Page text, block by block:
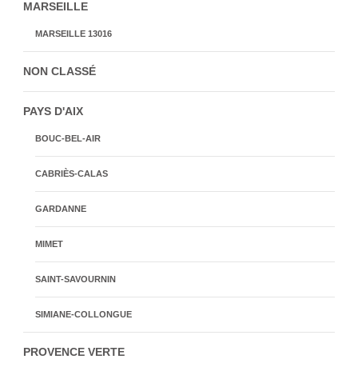
MARSEILLE
MARSEILLE 13016
NON CLASSÉ
PAYS D'AIX
BOUC-BEL-AIR
CABRIÈS-CALAS
GARDANNE
MIMET
SAINT-SAVOURNIN
SIMIANE-COLLONGUE
PROVENCE VERTE